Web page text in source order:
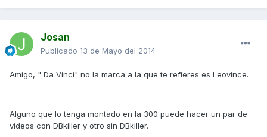
Josan
Publicado 13 de Mayo del 2014
Amigo, " Da Vinci" no la marca a la que te refieres es Leovince.
Alguno que lo tenga montado en la 300 puede hacer un par de
videos con DBkiller y otro sin DBkiller.